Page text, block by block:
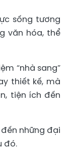
sống tương
văn hóa, thể
“nhà sang”
thiết kế, mà
tiện ích đến
những đại
đó.